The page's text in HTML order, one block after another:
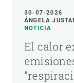
30-07-2026
ÁNGELA
NOTICIA
El calor